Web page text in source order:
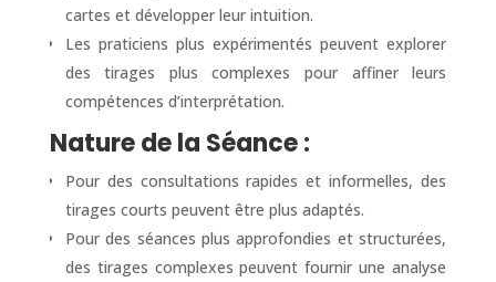
cartes et développer leur intuition.
Les praticiens plus expérimentés peuvent explorer
des tirages plus complexes pour affiner leurs
compétences d’interprétation.
Nature de la Séance :
Pour des consultations rapides et informelles, des
tirages courts peuvent être plus adaptés.
Pour des séances plus approfondies et structurées,
des tirages complexes peuvent fournir une analyse